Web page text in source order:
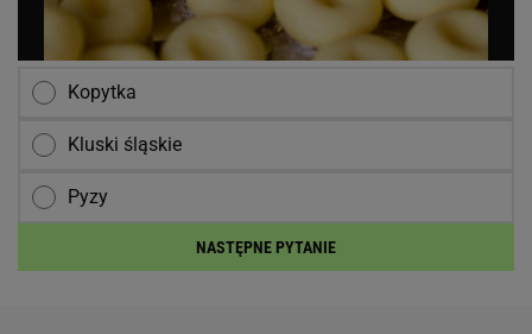
Kopytka
Kluski śląskie
Pyzy
NASTĘPNE PYTANIE